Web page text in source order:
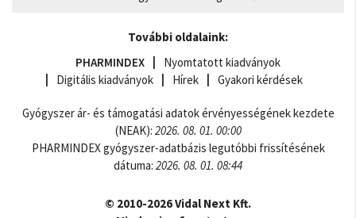
További oldalaink:
PHARMINDEX
Nyomtatott kiadványok
Digitális kiadványok
Hírek Gyakori kérdések
Gyógyszer ár- és támogatási adatok érvényességének kezdete
(NEAK): 2026. 08. 01. 00:00
PHARMINDEX gyógyszer-adatbázis legutóbbi frissítésének
dátuma: 2026. 08. 01. 08:44
© 2010-2026 Vidal Next Kft.